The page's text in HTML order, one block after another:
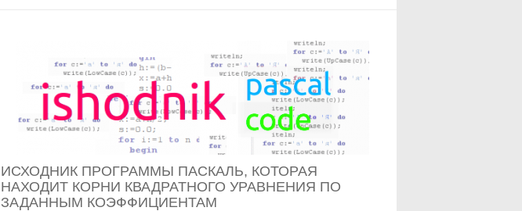
ИСХОДНИК ПРОГРАММЫ ПАСКАЛЬ, КОТОРАЯ
НАХОДИТ КОРНИ КВАДРАТНОГО УРАВНЕНИЯ ПО
ЗАДАННЫМ КОЭФФИЦИЕНТАМ